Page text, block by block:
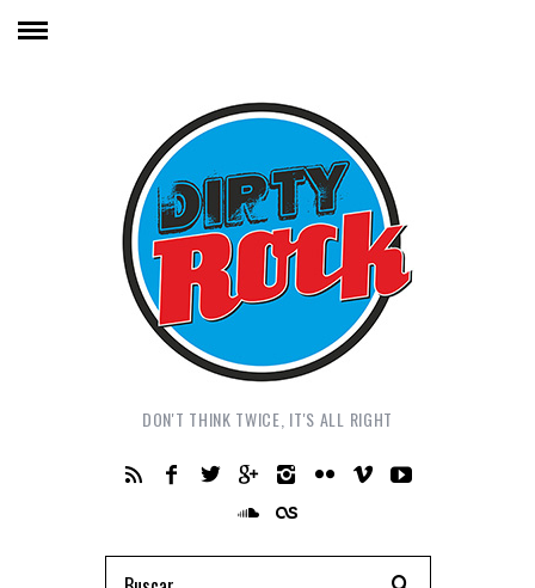
DON'T THINK TWICE, IT'S ALL RIGHT